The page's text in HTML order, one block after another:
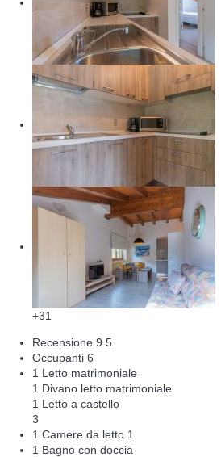
+31
Recensione 9.5
Occupanti 6
1 Letto matrimoniale
1 Divano letto matrimoniale
1 Letto a castello
3
1 Camere da letto 1
1 Bagno con doccia